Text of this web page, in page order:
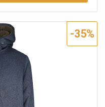
en teddy douillet
avec revers et cordon
% polyester résistant
patte de boutonnage
côtelés pour un
et arrondi dans le
bouton-pression et
Respirabilité : 5000
-35%